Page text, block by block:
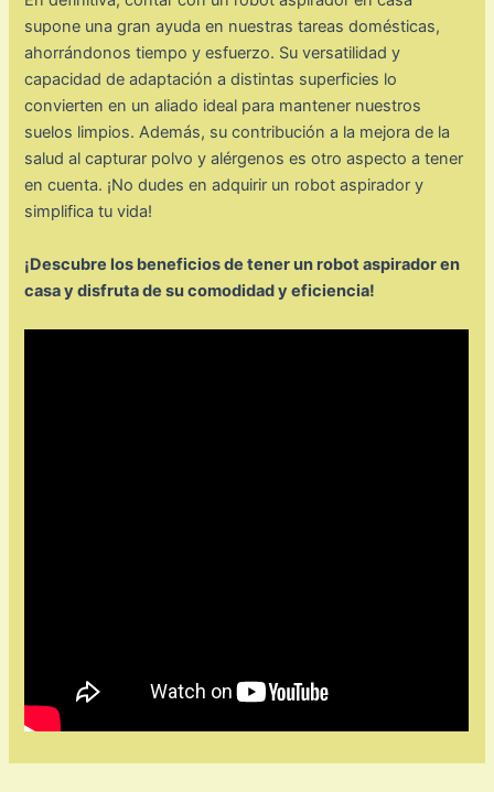
supone una gran ayuda en nuestras tareas domésticas,
ahorrándonos tiempo y esfuerzo. Su versatilidad y
capacidad de adaptación a distintas superficies lo
convierten en un aliado ideal para mantener nuestros
suelos limpios. Además, su contribución a la mejora de la
salud al capturar polvo y alérgenos es otro aspecto a tener
en cuenta. ¡No dudes en adquirir un robot aspirador y
simplifica tu vida!
¡Descubre los beneficios de tener un robot aspirador en
casa y disfruta de su comodidad y eficiencia!